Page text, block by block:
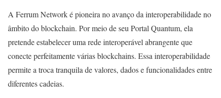
A Ferrum Network é pioneira no avanço da interoperabilidade no
âmbito do blockchain. Por meio de seu Portal Quantum, ela
pretende estabelecer uma rede interoperável abrangente que
conecte perfeitamente várias blockchains. Essa interoperabilidade
permite a troca tranquila de valores, dados e funcionalidades entre
diferentes cadeias.